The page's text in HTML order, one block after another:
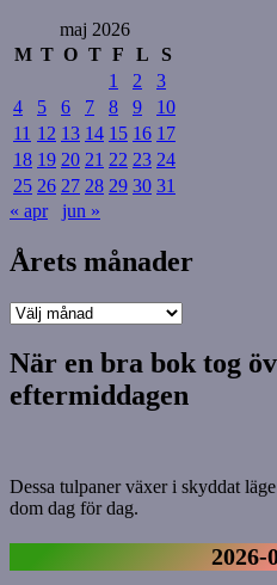
maj 2026
M T O T F L
S
1
2
3
4
5 6 7 8 9
10
11 12 13 14 15 16 17
18 19 20 21 22 23 24
25 26 27 28 29 30 31
« apr
jun »
Årets månader
Årets
När en bra bok tog
eftermiddagen
Dessa tulpaner växer i skyddat
dom dag för dag.
2026-